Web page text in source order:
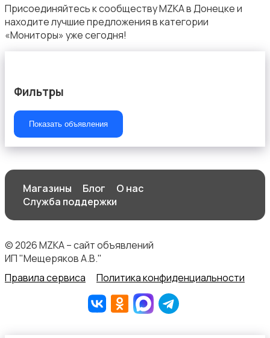
Присоединяйтесь к сообществу MZKA в Донецке и
находите лучшие предложения в категории
«Мониторы» уже сегодня!
Фильтры
Показать объявления
Магазины Блог
О нас
Служба поддержки
© 2026 MZKA – сайт объявлений
ИП "Мещеряков А.В."
Правила сервиса
Политика конфиденциальности